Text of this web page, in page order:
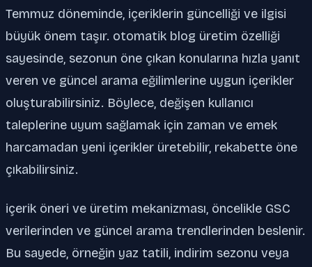
Temmuz döneminde, içeriklerin güncelliği ve ilgisi
büyük önem taşır. otomatik blog üretim özelliği
sayesinde, sezonun öne çıkan konularına hızla yanıt
veren ve güncel arama eğilimlerine uygun içerikler
oluşturabilirsiniz. Böylece, değişen kullanıcı
taleplerine uyum sağlamak için zaman ve emek
harcamadan yeni içerikler üretebilir, rekabette öne
çıkabilirsiniz.
içerik öneri ve üretim mekanizması, öncelikle GSC
verilerinden ve güncel arama trendlerinden beslenir.
Bu sayede, örneğin yaz tatili, indirim sezonu veya